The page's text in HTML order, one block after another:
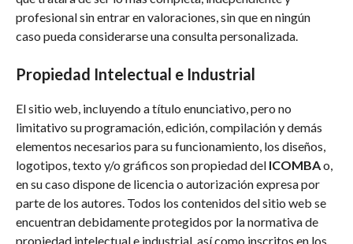
profesional sin entrar en valoraciones, sin que en ningún
caso pueda considerarse una consulta personalizada.
Propiedad Intelectual e Industrial
El sitio web, incluyendo a título enunciativo, pero no
limitativo su programación, edición, compilación y demás
elementos necesarios para su funcionamiento, los diseños,
logotipos, texto y/o gráficos son propiedad del ICOMBAo,
en su caso dispone de licencia o autorización expresa por
parte de los autores. Todos los contenidos del sitio web se
encuentran debidamente protegidos por la normativa de
propiedad intelectual e industrial, así como inscritos en los